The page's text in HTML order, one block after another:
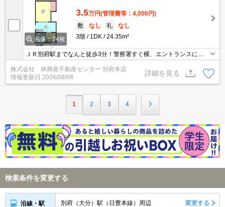
画像：24枚
3.5万円(管理費等：4,000円)
敷
なし 礼
なし
3階
1DK 24.35m²
ＪＲ別府駅までなんと徒歩3分！警察署すぐ横、エントランスには
防犯カメラ付きでセキュリティー◎角部屋で風通し良し
株式会社 林興産不動産センター 別府本店
情報更新日 2026/08/08
詳細を見る
1 2 3 4
検索条件を変更する
沿線・駅 別府（大分）駅（日豊本線）周辺 変更する